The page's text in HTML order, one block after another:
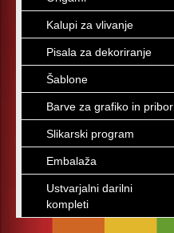
Kalupi za vlivanje
Pisala za dekoriranje
Šablone
Barve za grafiko in pribor
Slikarski program
Embalaža
Ustvarjalni darilni
kompleti